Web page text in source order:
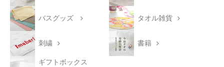
バスグッズ タオル雑貨
刺繍 書籍
ギフトボックス